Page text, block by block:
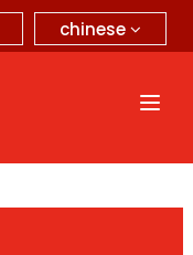
chinese